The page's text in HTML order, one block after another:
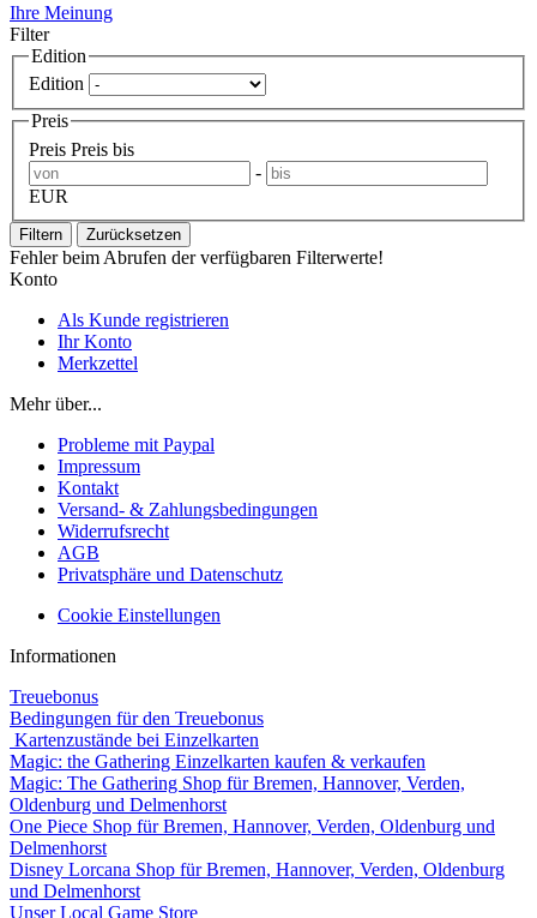
Ihre Meinung
Filter
Edition
Edition
Preis
Preis Preis bis
-
EUR
Filtern Zurücksetzen
Fehler beim Abrufen der verfügbaren Filterwerte!
Konto
Als Kunde registrieren
Ihr Konto
Merkzettel
Mehr über...
Probleme mit Paypal
Impressum
Kontakt
Versand- & Zahlungsbedingungen
Widerrufsrecht
AGB
Privatsphäre und Datenschutz
Cookie Einstellungen
Informationen
Treuebonus
Bedingungen für den Treuebonus
Kartenzustände bei Einzelkarten
Magic: the Gathering Einzelkarten kaufen & verkaufen
Magic: The Gathering Shop für Bremen, Hannover, Verden,
Oldenburg und Delmenhorst
One Piece Shop für Bremen, Hannover, Verden, Oldenburg und
Delmenhorst
Disney Lorcana Shop für Bremen, Hannover, Verden, Oldenburg
und Delmenhorst
Unser Local Game Store